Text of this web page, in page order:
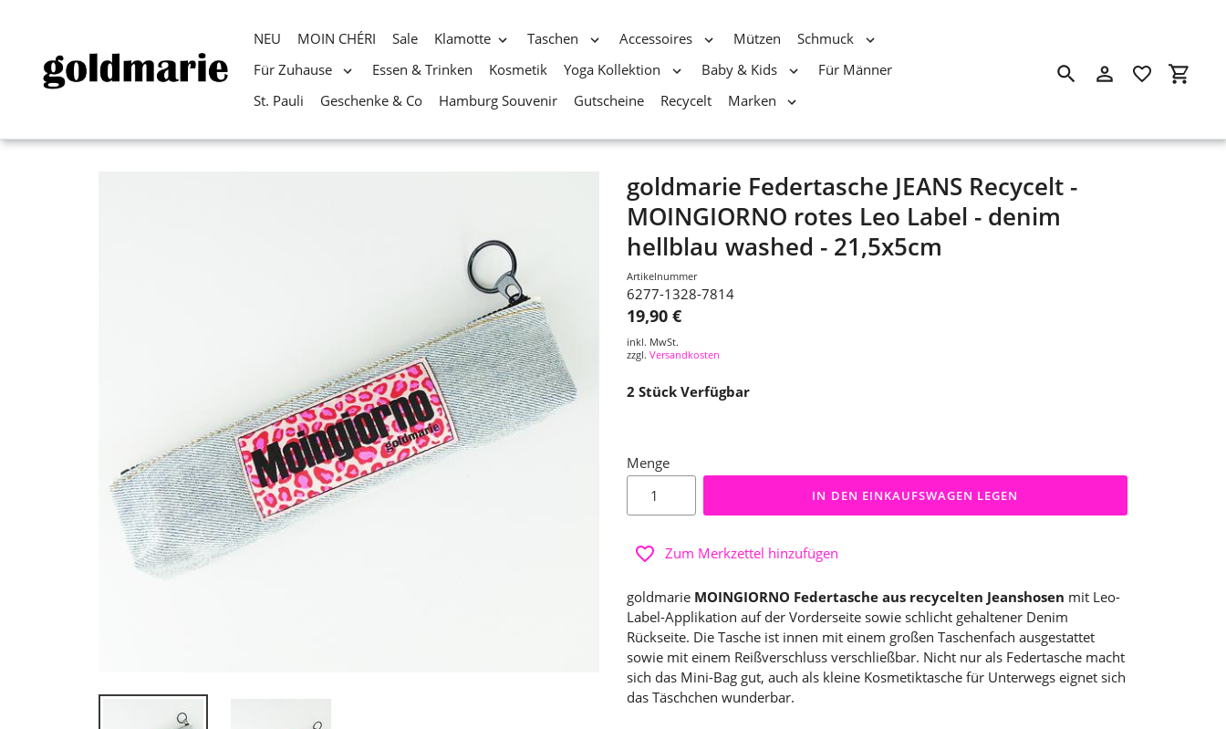
Direkt
NEU MOIN CHÉRI Sale Klamotte Taschen Accessoires Mützen
Schmuck
Für Zuhause
Essen & Trinken Kosmetik Yoga Kollektion Baby & Kids
Für Männer
St. Pauli
Geschenke & Co Hamburg Souvenir Gutscheine Recycelt Marken
SuchenEinloggen
goldmarie Federtasche JEANS Recycelt -
MOINGIORNO rotes Leo Label - denim
hellblau washed - 21,5x5cm
Artikelnummer
6277-1328-7814
19,90 €
inkl. MwSt.
zzgl. Versandkosten
2 Stück Verfügbar
Menge
IN DEN EINKAUFSWAGEN LEGEN
Zum Merkzettel hinzufügen
goldmarie MOINGIORNO Federtasche aus recycelten Jeanshosen mit Leo-
Label-Applikation auf der Vorderseite sowie schlicht gehaltener Denim
Rückseite. Die Tasche ist innen mit einem großen Taschenfach ausgestattet
sowie mit einem Reißverschluss verschließbar. Nicht nur als Federtasche macht
sich das Mini-Bag gut, auch als kleine Kosmetiktasche für Unterwegs eignet sich
das Täschchen wunderbar.